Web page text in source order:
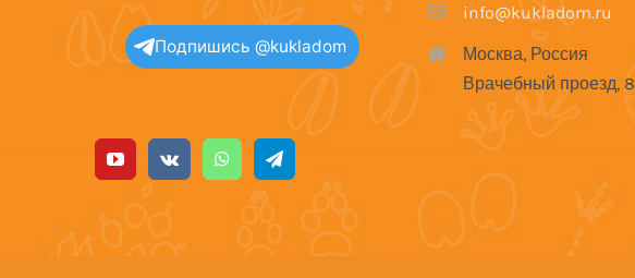
Подпишись @kukladom
info@kukladom.ru
Москва, Россия
Врачебный проезд, 8